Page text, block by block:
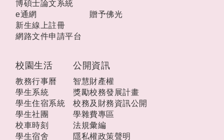
校園生活
教務行事曆
學生系統
學生住宿系統
學生社團
校車時刻
學生宿舍
公開資訊
智慧財產權
獎勵校務發展計畫
校務及財務資訊公開
學雜費專區
法規彙編
隱私權政策聲明
博碩士論文系統
e通網
新生線上註冊
網路文件申請平台
贈予佛光